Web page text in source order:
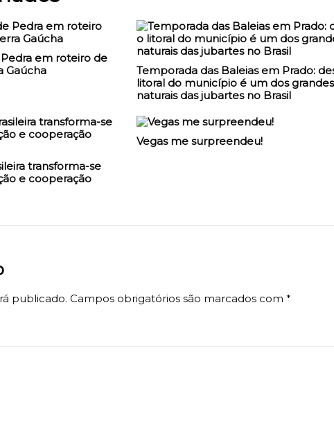
em roteiro de
Gaúcha
Temporada das Baleias em Prado:
litoral do município é um dos
naturais das jubartes no Brasil
transforma-se
e cooperação
Vegas me surpreendeu!
publicado. Campos obrigatórios são marcados com *